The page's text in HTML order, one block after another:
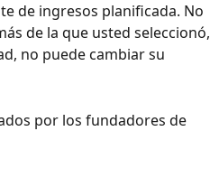
de ingresos planificada. No
de la que usted seleccionó,
no puede cambiar su
por los fundadores de